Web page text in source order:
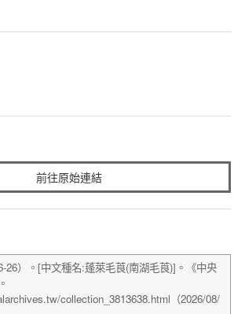
前往原始連結